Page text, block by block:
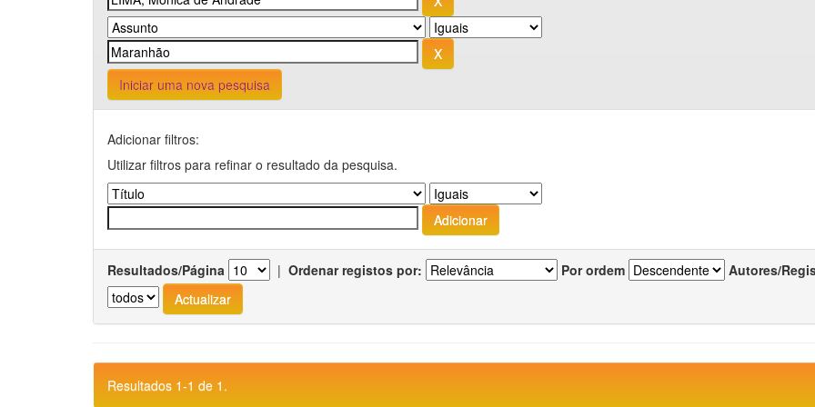
Iniciar uma nova pesquisa
Adicionar filtros:
Utilizar filtros para refinar o resultado da pesquisa.
Resultados/Página | Ordenar registos por: Por ordem Autores/
Resultados 1-1 de 1.